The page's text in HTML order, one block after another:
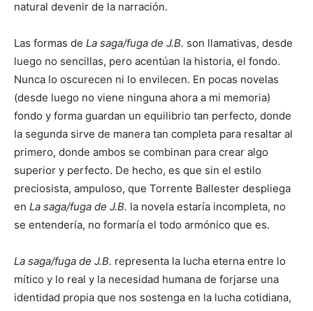
natural devenir de la narración.
Las formas de La saga/fuga de J.B. son llamativas, desde
luego no sencillas, pero acentúan la historia, el fondo.
Nunca lo oscurecen ni lo envilecen. En pocas novelas
(desde luego no viene ninguna ahora a mi memoria)
fondo y forma guardan un equilibrio tan perfecto, donde
la segunda sirve de manera tan completa para resaltar al
primero, donde ambos se combinan para crear algo
superior y perfecto. De hecho, es que sin el estilo
preciosista, ampuloso, que Torrente Ballester despliega
en La saga/fuga de J.B. la novela estaría incompleta, no
se entendería, no formaría el todo armónico que es.
La saga/fuga de J.B. representa la lucha eterna entre lo
mítico y lo real y la necesidad humana de forjarse una
identidad propia que nos sostenga en la lucha cotidiana,